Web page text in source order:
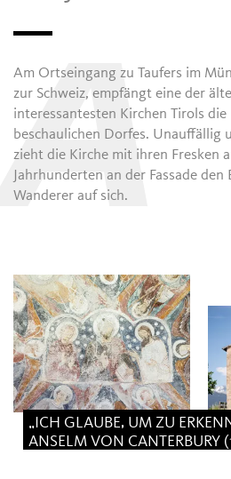
Am Ortseingang zu Taufers im
zur Schweiz, empfängt eine der
interessantesten Kirchen Tirols die
beschaulichen Dorfes. Unauffällig
zieht die Kirche mit ihren Fresken
Jahrhunderten an der Fassade
Wanderer auf sich.
„ICH GLAUBE, UM ZU
ANSELM VON CANTERBURY